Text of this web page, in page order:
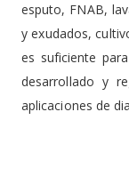
esputo, FNAB,
y exudados,
es suficiente
desarrollado y
aplicaciones de